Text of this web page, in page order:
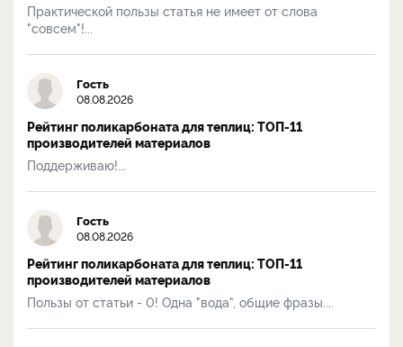
Практической пользы статья не имеет от слова
"совсем"!...
Гость
08.08.2026
Рейтинг поликарбоната для теплиц: ТОП-11
производителей материалов
Поддерживаю!...
Гость
08.08.2026
Рейтинг поликарбоната для теплиц: ТОП-11
производителей материалов
Пользы от статьи - 0! Одна "вода", общие фразы....